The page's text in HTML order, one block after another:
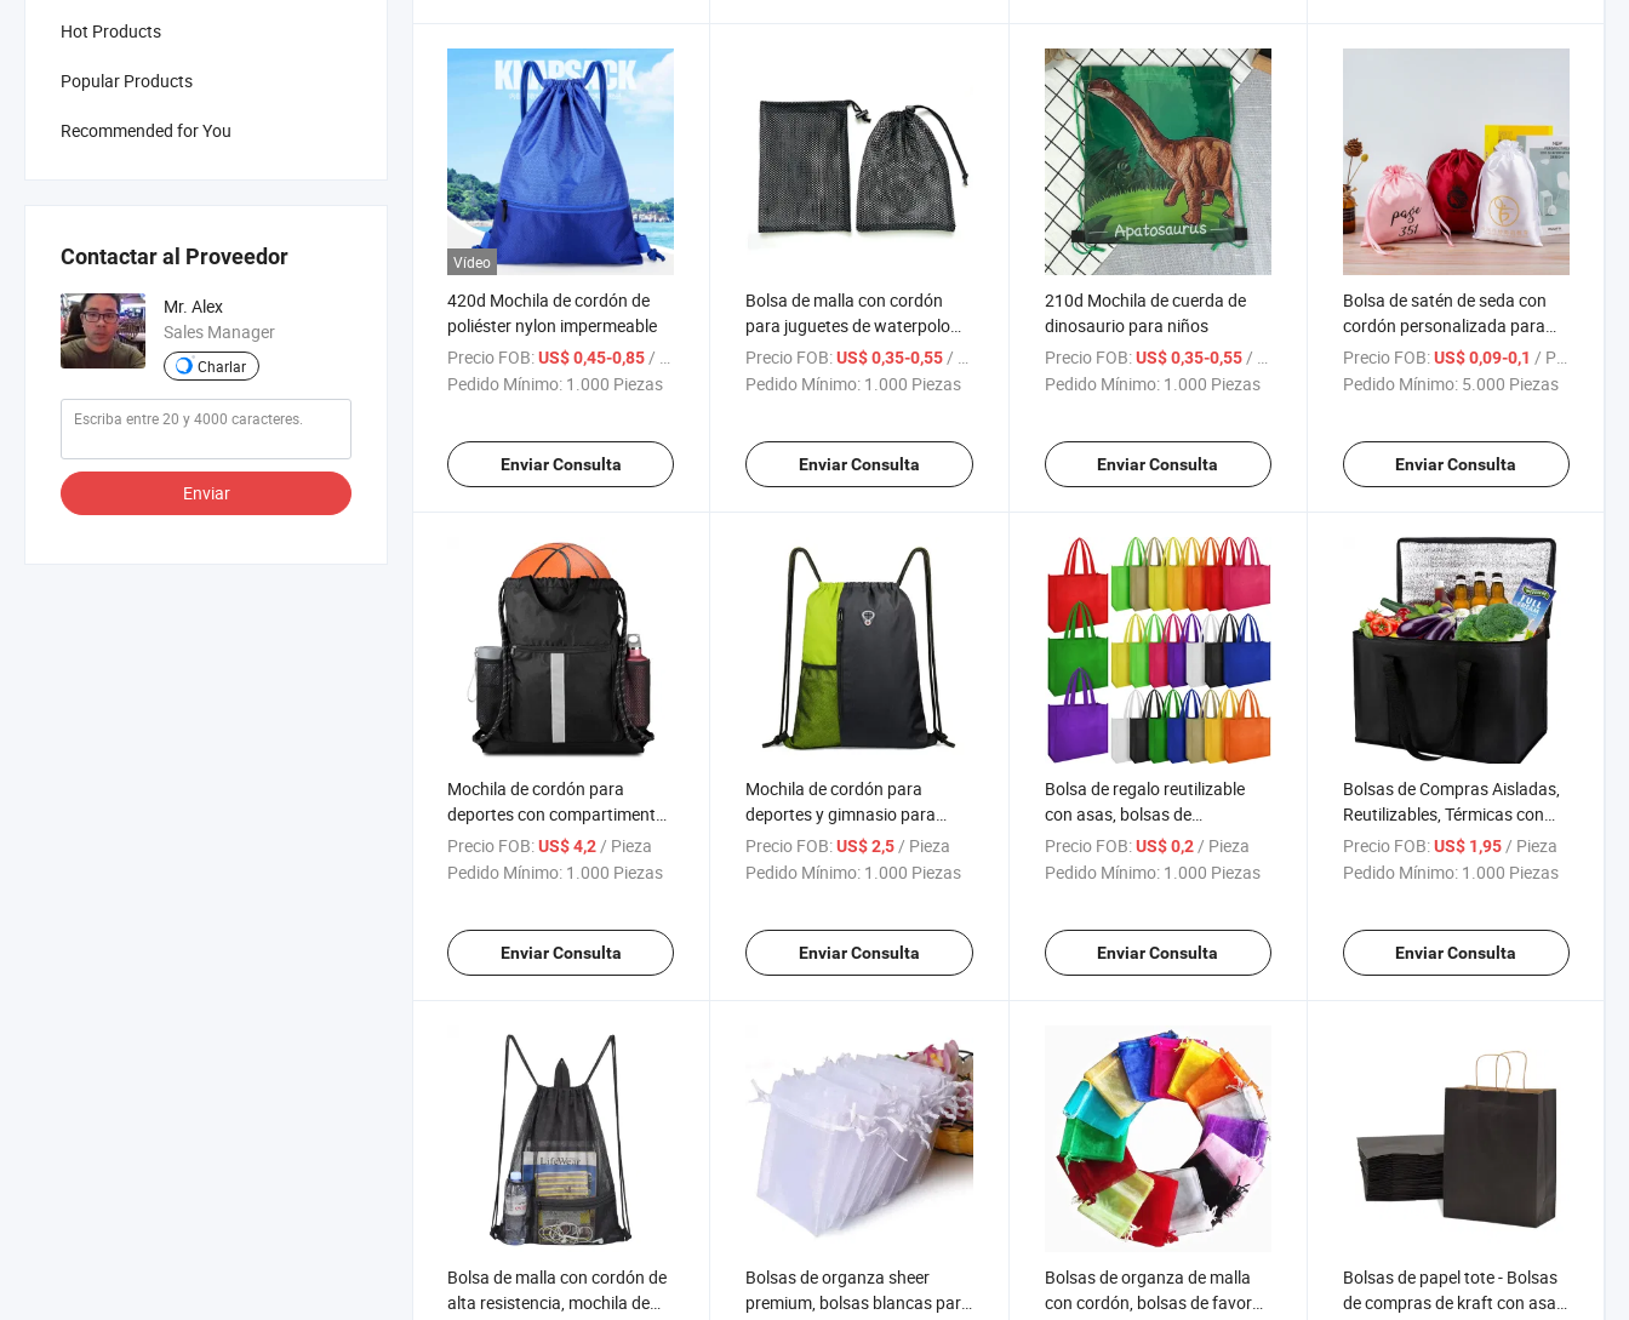
Hot Products
Popular Products
Recommended for You
Contactar al Proveedor
Mr. Alex
Sales Manager
Charlar
Enviar
Vídeo
420d Mochila de cordón de
poliéster nylon impermeable
Precio FOB:US$ 0,45-0,85 / Pieza
Pedido Mínimo: 1.000 Piezas
Enviar Consulta
Bolsa de malla con cordón
para juguetes de waterpolo
infantil, bolsa de
almacenamiento de malla con
Precio FOB: US$ 0,35-0,55 / Pieza
Pedido Mínimo: 1.000 Piezas
Enviar Consulta
210d Mochila de cuerda de
dinosaurio para niños
Precio FOB: US$ 0,35-0,55 / Pieza
Pedido Mínimo: 1.000 Piezas
Enviar Consulta
Bolsa de satén de seda con
cordón personalizada para
regalo en el mercado
mayorista
Precio FOB: US$ 0,09-0,1 / Pieza
Pedido Mínimo: 5.000 Piezas
Enviar Consulta
Mochila de cordón para
deportes con compartimento
para zapatos y dos
portabotellas
Precio FOB:US$ 4,2/ Pieza
Pedido Mínimo: 1.000 Piezas
Enviar Consulta
Mochila de cordón para
deportes y gimnasio para
mujeres, hombres y niños,
tamaño grande con
Precio FOB: US$ 2,5 / Pieza
Pedido Mínimo: 1.000 Piezas
Enviar Consulta
Bolsa de regalo reutilizable
con asas, bolsas de
supermercado grandes,
bolsas de compras plegables,
lavables
Precio FOB: US$ 0,2/ Pieza
Pedido Mínimo: 1.000 Piezas
Enviar Consulta
Bolsas de Compras Aisladas,
Reutilizables, Térmicas con
Cierre, Colapsables, Tote,
Nevera, Transporte de
Precio FOB: US$ 1,95/ Pieza
Pedido Mínimo: 1.000 Piezas
Enviar Consulta
Bolsa de malla con cordón de
alta resistencia, mochila de
Bolsas de organza sheer
premium, bolsas blancas para
Bolsas de organza de malla
con cordón, bolsas de favor
Bolsas de papel tote - Bolsas
de compras de kraft con asas,